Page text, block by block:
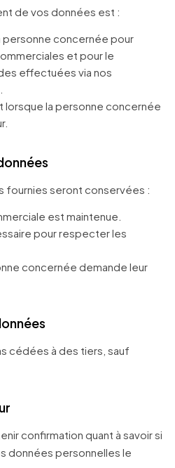
de vos données est :
concernée pour
et pour le
effectuées via nos
lorsque la personne concernée
fournies seront conservées :
est maintenue.
pour respecter les
concernée demande leur
cédées à des tiers, sauf
confirmation quant à savoir si
données personnelles le